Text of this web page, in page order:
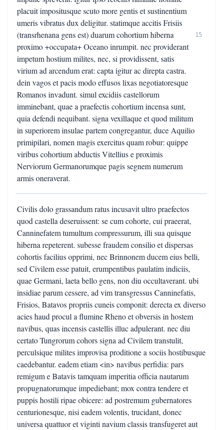
placuit impositusque scuto more gentis et sustinentium
umeris vibratus dux deligitur. statimque accitis Frisiis
(transrhenana gens est) duarum cohortium hiberna
proximo +occupata+ Oceano inrumpit. nec providerant
impetum hostium milites, nec, si providissent, satis
virium ad arcendum erat: capta igitur ac direpta castra.
dein vagos et pacis modo effusos lixas negotiatoresque
Romanos invadunt. simul excidiis castellorum
imminebant, quae a praefectis cohortium incensa sunt,
quia defendi nequibant. signa vexillaque et quod militum
in superiorem insulae partem congregantur, duce Aquilio
primipilari, nomen magis exercitus quam robur: quippe
viribus cohortium abductis Vitellius e proximis
Nerviorum Germanorumque pagis segnem numerum
armis oneraverat.
15
Civilis dolo grassandum ratus incusavit ultro praefectos
quod castella deseruissent: se cum cohorte, cui praeerat,
Canninefatem tumultum compressurum, illi sua quisque
hiberna repeterent. subesse fraudem consilio et dispersas
cohortis facilius opprimi, nec Brinnonem ducem eius belli,
sed Civilem esse patuit, erumpentibus paulatim indiciis,
quae Germani, laeta bello gens, non diu occultaverant. ubi
insidiae parum cessere, ad vim transgressus Canninefatis,
Frisios, Batavos propriis cuneis componit: derecta ex diverso
acies haud procul a flumine Rheno et obversis in hostem
navibus, quas incensis castellis illuc adpulerant. nec diu
certato Tungrorum cohors signa ad Civilem transtulit,
perculsique milites improvisa proditione a sociis hostibusque
caedebantur. eadem etiam <in> navibus perfidia: pars
remigum e Batavis tamquam imperitia officia nautarum
propugnatorumque impediebant; mox contra tendere et
puppis hostili ripae obicere: ad postremum gubernatores
centurionesque, nisi eadem volentis, trucidant, donec
universa quattuor et viginti navium classis transfugeret aut